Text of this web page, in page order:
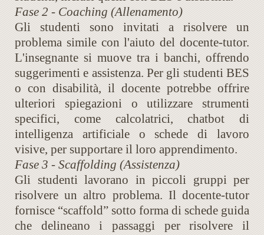
Fase 2 - Coaching (Allenamento)
Gli studenti sono invitati a risolvere un
problema simile con l'aiuto del docente-tutor.
L'insegnante si muove tra i banchi, offrendo
suggerimenti e assistenza. Per gli studenti BES
o con disabilità, il docente potrebbe offrire
ulteriori spiegazioni o utilizzare strumenti
specifici, come calcolatrici, chatbot di
intelligenza artificiale o schede di lavoro
visive, per supportare il loro apprendimento.
Fase 3 - Scaffolding (Assistenza)
Gli studenti lavorano in piccoli gruppi per
risolvere un altro problema. Il docente-tutor
fornisce “scaffold” sotto forma di schede guida
che delineano i passaggi per risolvere il